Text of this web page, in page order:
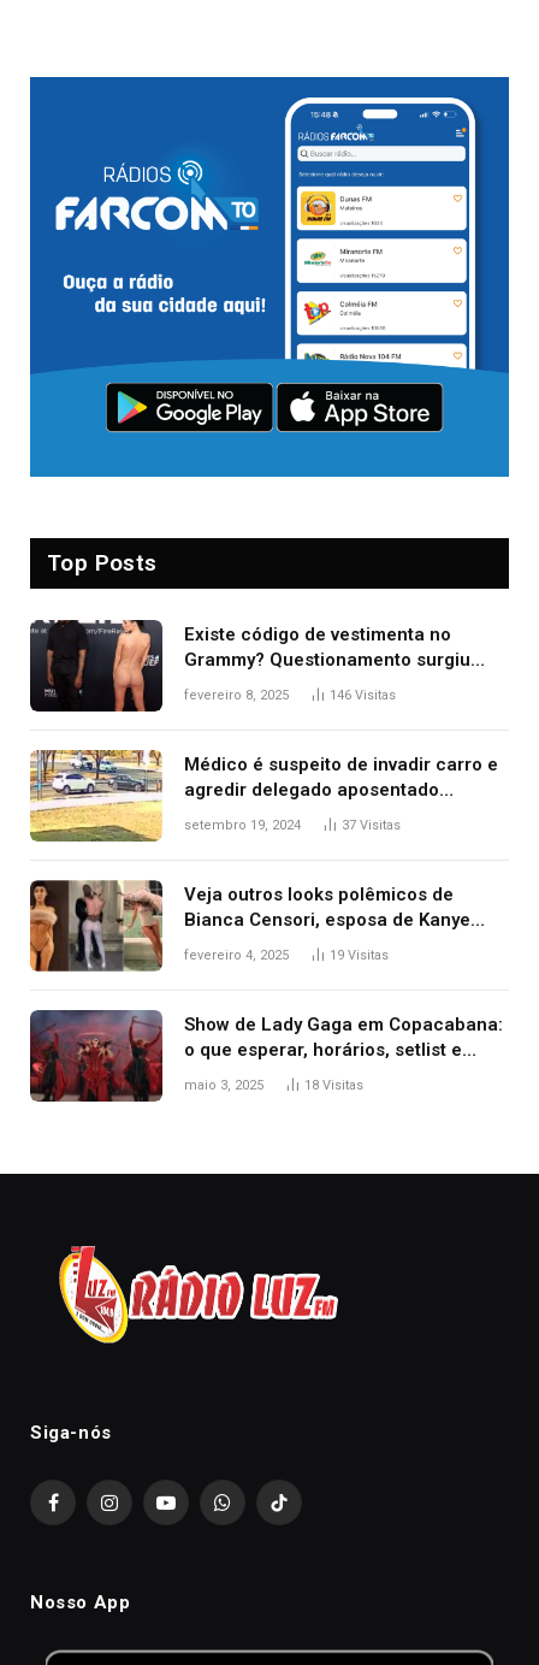
Top Posts
Existe código de vestimenta no
Grammy? Questionamento surgiu
após Bianca Censori, mulher de
fevereiro 8, 2025 146 Visitas
Médico é suspeito de invadir carro e
agredir delegado aposentado
durante confusão no trânsito
setembro 19, 2024 37 Visitas
Veja outros looks polêmicos de
Bianca Censori, esposa de Kanye
West que apareceu nua no Grammy
fevereiro 4, 2025 19 Visitas
Show de Lady Gaga em Copacabana:
o que esperar, horários, setlist e
onde assistir
maio 3, 2025 18 Visitas
Siga-nós
FacebookInstagramYouTubeWhatsAppTikTok
Nosso App